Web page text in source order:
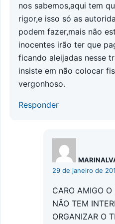
nos sabemos,aqui tem
rigor,e isso só as
podem fazer,mais não
inocentes irão ter que
ficando aleijadas nesse
insiste em não colocar
vergonhoso.
Responder
29 de janeiro de
CARO AMIGO O
NÃO TEM
ORGANIZAR O